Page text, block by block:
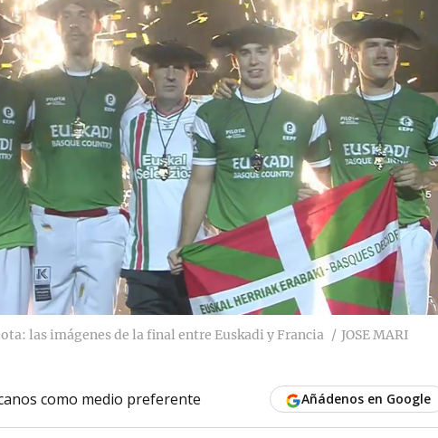
las imágenes de la final entre Euskadi y Francia
JOSE MARI
como medio preferente Añádenos en Google